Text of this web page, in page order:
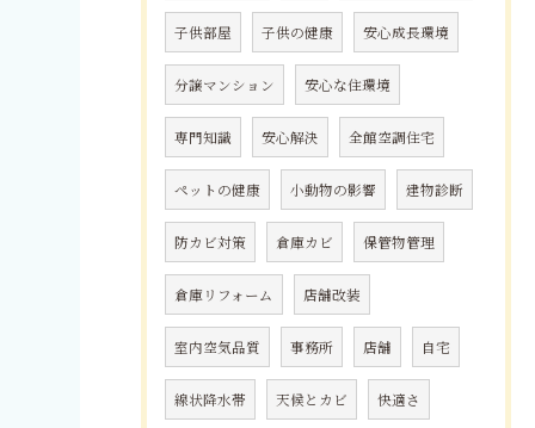
子供部屋 子供の健康 安心成長環境
分譲マンション 安心な住環境
専門知識 安心解決 全館空調住宅
ペットの健康 小動物の影響 建物診断
防カビ対策 倉庫カビ 保管物管理
倉庫リフォーム 店舗改装
室内空気品質 事務所 店舗 自宅
線状降水帯 天候とカビ 快適さ